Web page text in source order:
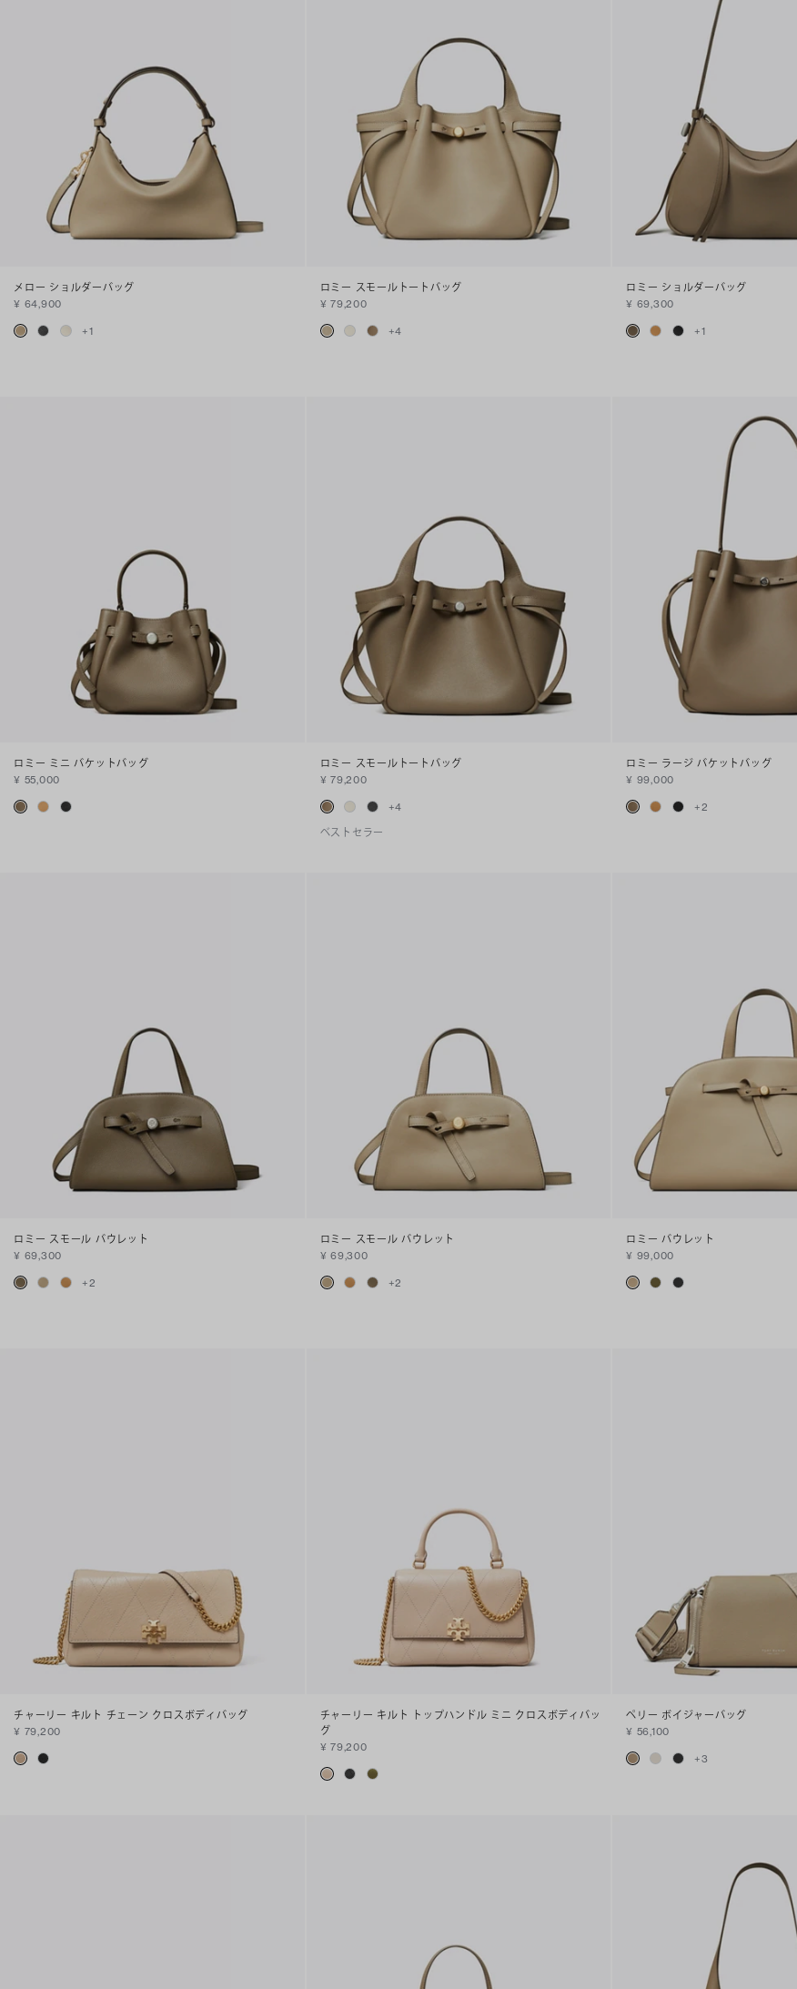
メロー ショルダーバッグ
¥ 64,900
+1
ロミー スモールトートバッグ
¥ 79,200
+4
ロミー ショルダーバッグ
¥ 69,300
+1
ロミー ミニ バケットバッグ
¥ 55,000
ロミー スモールトートバッグ
¥ 79,200
+4
ベストセラー
ロミー ラージ バケットバッグ
¥ 99,000
+2
ロミー スモール バウレット
¥ 69,300
+2
ロミー スモール バウレット
¥ 69,300
+2
ロミー バウレット
¥ 99,000
チャーリー キルト チェーン クロスボディバッグ
¥ 79,200
チャーリー キルト トップハンドル ミニ クロスボディバッ
グ
¥ 79,200
ペリー ボイジャーバッグ
¥ 56,100
+3